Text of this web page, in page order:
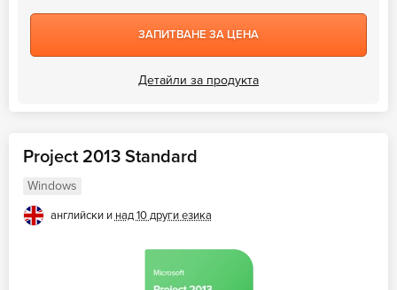
ЗАПИТВАНЕ ЗА ЦЕНА
Детайли за продукта
Project 2013 Standard
Windows
английски инад 10 други езика